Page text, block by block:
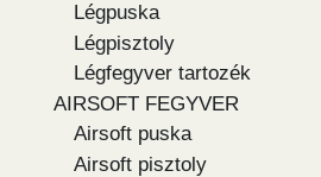
Légpuska
Légpisztoly
Légfegyver tartozék
AIRSOFT FEGYVER
Airsoft puska
Airsoft pisztoly